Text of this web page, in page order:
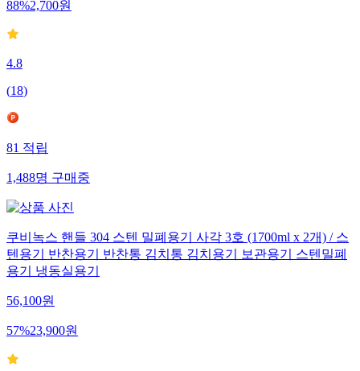
88%2,700원
4.8
(18)
81적립
1,488명구매중
쿠비녹스 핸들 304 스텐 밀폐용기 사각 3호 (1700ml x 2개) / 스
텐용기 반찬용기 반찬통 김치통 김치용기 보관용기 스텐밀폐
용기 냉동실용기
56,100원
57%23,900원